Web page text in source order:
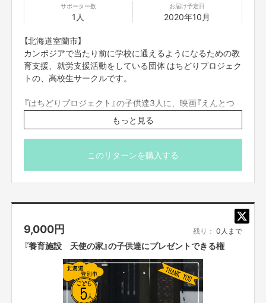
ております。
リターンの値段は、様々な事情により大人のサポート・同伴が必要な場合も
考慮して、クラウドファンディングの手数料等を引いた時に「人数×全国の
映画館対応のチケット代(前売り一般料金)」が残るよう設定しております。
あらかじめご了承ください。
サポーター数
1人
お届け予定日
2020年10月
【北海道室蘭市】
カンボジアで当たり前に学校に通えるようになるための教
育支援、就労支援活動をしている団体 はちどりプロジェク
トの、高校生サークルです。
『はちどりプロジェクト』の子供達3人に、映画『えんとつ
町のプペル』をプレゼントできる権です。
映画公式HPにプレゼント企画のご支援者としてお名前を
掲載させて頂きます。
※お届け予定日は「目安」です。団体の代表者様と連絡をと
もっと見る
このリターンを購入する
9,000円 残り： 0人まで
『養育施設 天使の家』の子供達にプレゼントできる権